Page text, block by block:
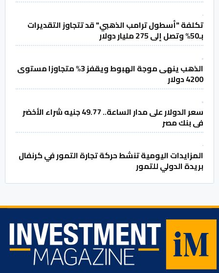
تكلفة "أسطول ترامب الذهبي" قد تتجاوز التقديرات
بـ50% وتصل إلى 275 مليار دولار
الذهب ينهى موجة الهبوط ويقفز 3% متجاوزا مستوى
4200 دولار
سعر الدولار على مدار الساعة.. 49.77 جنيه شراء الأخضر
فى بنك مصر
المزايدات اليومية تنشط حركة تجارة التمور في كرنفال
بريدة الدولي للتمور